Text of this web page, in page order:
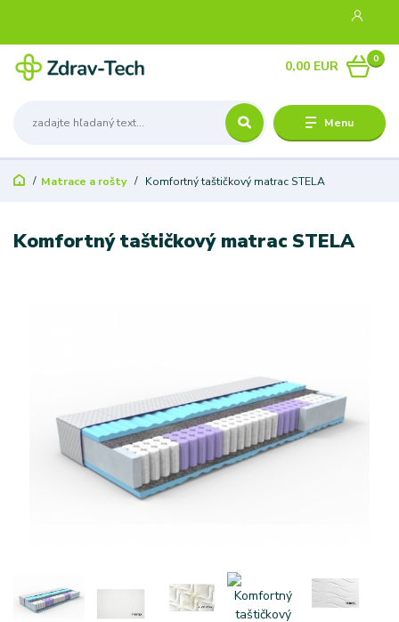
Menu
0
0,00 EUR
Matrace a rošty Komfortný taštičkový matrac STELA
Komfortný taštičkový matrac STELA